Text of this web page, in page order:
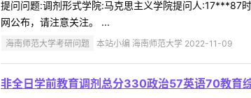
提问问题:调剂形式学院:马克思主义学院提问人:17***87
网公布，请注意关注。 ...
海南师范大学考研问题 本站小编 海南师范大学 2022-11-09
非全日学前教育调剂总分330政治57英语70教育